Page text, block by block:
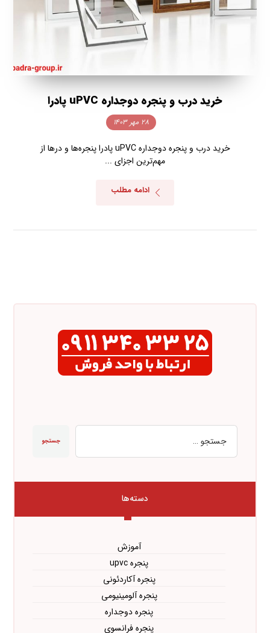
خرید درب و پنجره دوجداره uPVC پادرا
۲۸ مهر ۱۴۰۳
خرید درب و پنجره دوجداره uPVC پادرا پنجره‌ها و درها از
مهم‌ترین اجزای ...
ادامه مطلب
جستجو
دسته‌ها
آموزش
پنجره upvc
پنجره آکاردئونی
پنجره آلومینیومی
پنجره دوجداره
پنجره فرانسوی